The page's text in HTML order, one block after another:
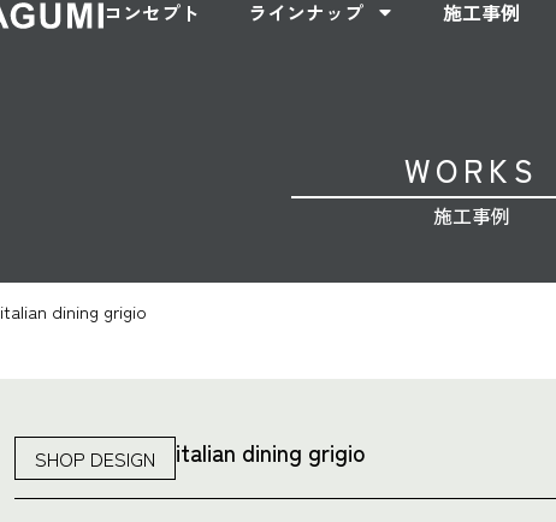
コンセプト ラインナップ 施工事例
WORKS
施工事例
italian dining grigio
SHOP DESIGN italian dining grigio